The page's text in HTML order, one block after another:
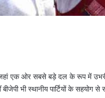
एक ओर सबसे बड़े दल के रूप में उभरी
बीजेपी भी स्थानीय पार्टियों के सहयोग